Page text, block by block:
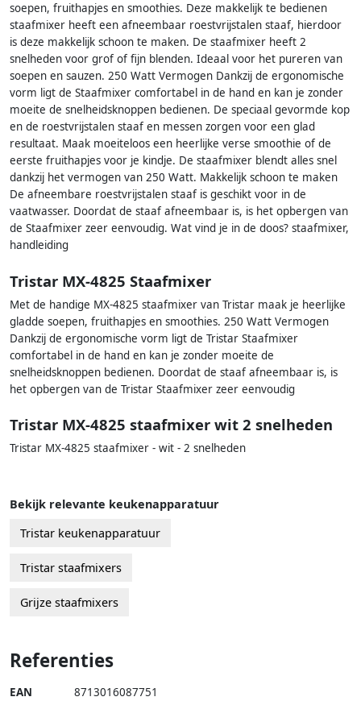
soepen, fruithapjes en smoothies. Deze makkelijk te bedienen
staafmixer heeft een afneembaar roestvrijstalen staaf, hierdoor
is deze makkelijk schoon te maken. De staafmixer heeft 2
snelheden voor grof of fijn blenden. Ideaal voor het pureren van
soepen en sauzen. 250 Watt Vermogen Dankzij de ergonomische
vorm ligt de Staafmixer comfortabel in de hand en kan je zonder
moeite de snelheidsknoppen bedienen. De speciaal gevormde kop
en de roestvrijstalen staaf en messen zorgen voor een glad
resultaat. Maak moeiteloos een heerlijke verse smoothie of de
eerste fruithapjes voor je kindje. De staafmixer blendt alles snel
dankzij het vermogen van 250 Watt. Makkelijk schoon te maken
De afneembare roestvrijstalen staaf is geschikt voor in de
vaatwasser. Doordat de staaf afneembaar is, is het opbergen van
de Staafmixer zeer eenvoudig. Wat vind je in de doos? staafmixer,
handleiding
Tristar MX-4825 Staafmixer
Met de handige MX-4825 staafmixer van Tristar maak je heerlijke
gladde soepen, fruithapjes en smoothies. 250 Watt Vermogen
Dankzij de ergonomische vorm ligt de Tristar Staafmixer
comfortabel in de hand en kan je zonder moeite de
snelheidsknoppen bedienen. Doordat de staaf afneembaar is, is
het opbergen van de Tristar Staafmixer zeer eenvoudig
Tristar MX-4825 staafmixer wit 2 snelheden
Tristar MX-4825 staafmixer - wit - 2 snelheden
Bekijk relevante keukenapparatuur
Tristar keukenapparatuur
Tristar staafmixers
Grijze staafmixers
Referenties
EAN 8713016087751